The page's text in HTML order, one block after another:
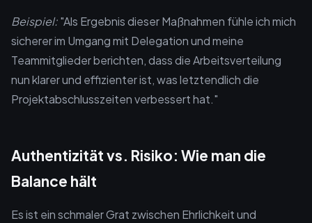
Beispiel:"Als Ergebnis dieser Maßnahmen fühle ich mich
sicherer im Umgang mit Delegation und meine
Teammitglieder berichten, dass die Arbeitsverteilung
nun klarer und effizienter ist, was letztendlich die
Projektabschlusszeiten verbessert hat."
Authentizität vs. Risiko: Wie man die
Balance hält
Es ist ein schmaler Grat zwischen Ehrlichkeit und